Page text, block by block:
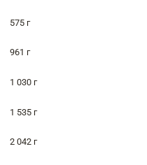
575 г
961 г
1 030 г
1 535 г
2 042 г